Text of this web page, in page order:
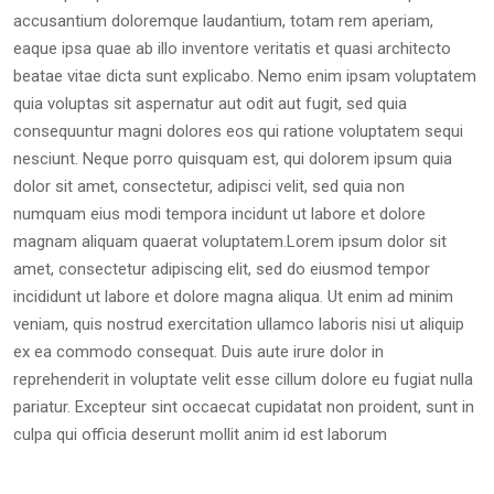
accusantium doloremque laudantium, totam rem aperiam,
eaque ipsa quae ab illo inventore veritatis et quasi architecto
beatae vitae dicta sunt explicabo. Nemo enim ipsam voluptatem
quia voluptas sit aspernatur aut odit aut fugit, sed quia
consequuntur magni dolores eos qui ratione voluptatem sequi
nesciunt. Neque porro quisquam est, qui dolorem ipsum quia
dolor sit amet, consectetur, adipisci velit, sed quia non
numquam eius modi tempora incidunt ut labore et dolore
magnam aliquam quaerat voluptatem.Lorem ipsum dolor sit
amet, consectetur adipiscing elit, sed do eiusmod tempor
incididunt ut labore et dolore magna aliqua. Ut enim ad minim
veniam, quis nostrud exercitation ullamco laboris nisi ut aliquip
ex ea commodo consequat. Duis aute irure dolor in
reprehenderit in voluptate velit esse cillum dolore eu fugiat nulla
pariatur. Excepteur sint occaecat cupidatat non proident, sunt in
culpa qui officia deserunt mollit anim id est laborum